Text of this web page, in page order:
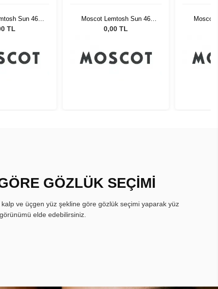
Sun 46
Lenses
TL
Moscot Lemtosh Sun 46
Light Grey G15 Lenses
0,00 TL
Moscot
GÖZLÜK SEÇİMİ
ve üçgen yüz şekline göre gözlük seçimi yaparak yüz
elde edebilirsiniz.